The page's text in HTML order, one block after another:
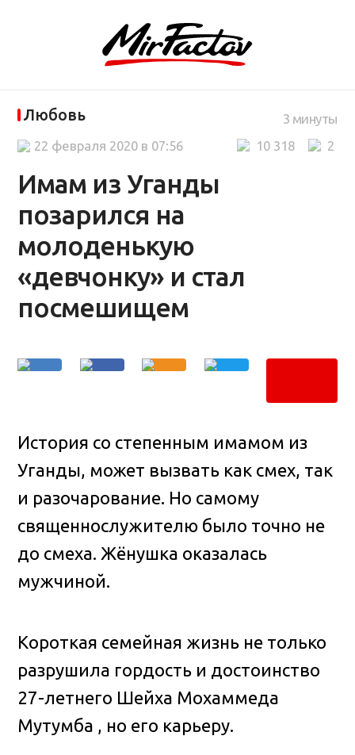
Любовь
Имам из Уганды
позарился на
молоденькую
«девчoнку» и стал
посмешищем
3 минуты
2
10 318
22 февраля 2020 в 07:56
История со степенным имамом из
Уганды, может вызвать как смех, так
и разочарование. Но самому
священнослужителю было точно не
до смеха. Жёнушка оказалась
мужчиной.
Короткая семейная жизнь не только
разрушила гордость и достоинство
27-летнего Шейха Мохаммеда
Мутумба , но его карьеру.